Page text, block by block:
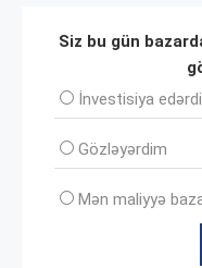
Siz bu gün
İnvеstisiya
Gözləyərdim
Mən maliyyə